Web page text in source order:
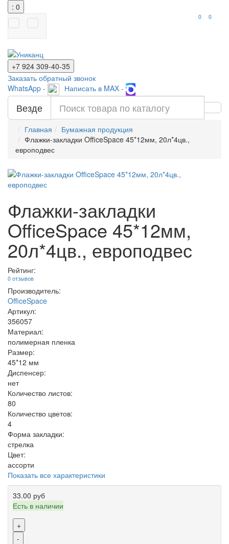
: 0
0 0
+7 924 309-40-35
Заказать обратный звонок
WhatsApp -
Написать в MAX -
Везде
Главная
Бумажная продукция
Флажки-закладки OfficeSpace 45*12мм, 20л*4цв.,
европодвес
Флажки-закладки
OfficeSpace 45*12мм,
20л*4цв., европодвес
Рейтинг:
0 отзывов
Производитель:
OfficeSpace
Артикул:
356057
Материал:
полимерная пленка
Размер:
45*12 мм
Диспенсер:
нет
Количество листов:
80
Количество цветов:
4
Форма закладки:
стрелка
Цвет:
ассорти
Показать все характеристики
33.00 руб
Есть в наличии
+
-